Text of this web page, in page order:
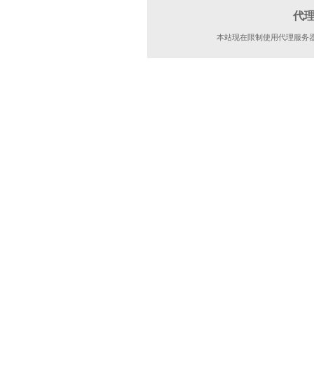
代
本站现在限制使用代理服务